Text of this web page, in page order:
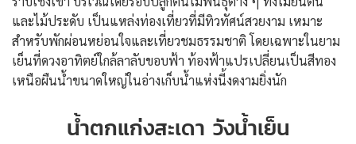
และไม้ประดับ เป็นแหล่งท่องเที่ยวที่มีทิวทัศน์สวยงาม เหมาะ
สำหรับพักผ่อนหย่อนใจและเที่ยวชมธรรมชาติ โดยเฉพาะในยาม
เย็นที่ดวงอาทิตย์ใกล้ลาลับขอบฟ้า ท้องฟ้าแปรเปลี่ยนเป็นสีทอง
เหนือผืนน้ำขนาดใหญ่ในอ่างเก็บน้ำแห่งนี้งดงามยิ่งนัก
น้ำตกแก่งสะเดา วังน้ำเย็น